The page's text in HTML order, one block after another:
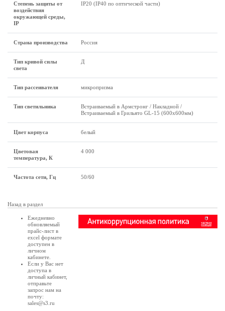
Степень защиты от
воздействия
окружающей среды,
IP
IP20 (IP40 по оптической части)
Страна производства Россия
Тип кривой силы
света
Д
Тип рассеивателя микропризма
Тип светильника
Встраиваемый в Армстронг / Накладной /
Встраиваемый в Грильято GL-15 (600х600мм)
Цвет корпуса белый
Цветовая
температура, К
4 000
Частота сети, Гц 50/60
Назад в раздел
Ежедневно
обновляемый
прайс-лист в
excel формате
доступен в
личном
кабинете
Если у Вас нет
доступа в
личный кабинет,
отправьте
запрос нам на
почту:
sales@s3.ru